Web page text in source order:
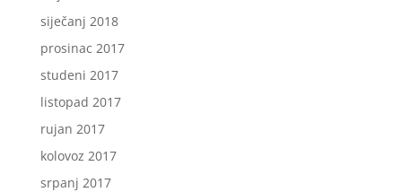
siječanj 2018
prosinac 2017
studeni 2017
listopad 2017
rujan 2017
kolovoz 2017
srpanj 2017